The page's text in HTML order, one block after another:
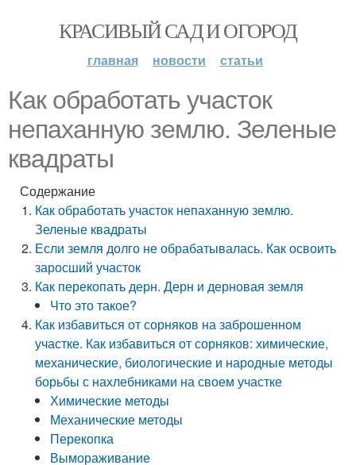
КРАСИВЫЙ САД И ОГОРОД
главная новости статьи
Как обработать участок
непаханную землю. Зеленые
квадраты
Содержание
Как обработать участок непаханную землю.
Зеленые квадраты
Если земля долго не обрабатывалась. Как освоить
заросший участок
Как перекопать дерн. Дерн и дерновая земля
Что это такое?
Как избавиться от сорняков на заброшенном
участке. Как избавиться от сорняков: химические,
механические, биологические и народные методы
борьбы с нахлебниками на своем участке
Химические методы
Механические методы
Перекопка
Вымораживание